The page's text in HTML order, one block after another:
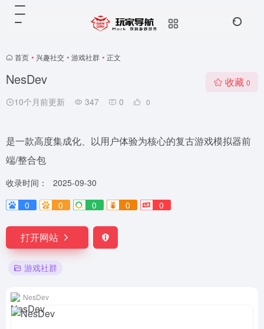
首页 • 兴趣社交 • 游戏社群 • 正文
NesDev
10个月前更新 347 0 0
收藏 0
是一款高度集成化、以用户体验为核心的复古游戏模拟器前
端/整合包
收录时间：
2025-09-30
0
0 0 0 0
打开网站
游戏社群
NesDev